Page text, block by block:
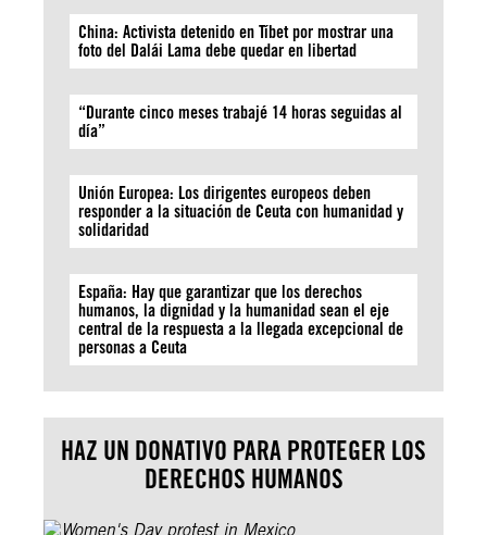
China: Activista detenido en Tíbet por mostrar una
foto del Dalái Lama debe quedar en libertad
“Durante cinco meses trabajé 14 horas seguidas al
día”
Unión Europea: Los dirigentes europeos deben
responder a la situación de Ceuta con humanidad y
solidaridad
España: Hay que garantizar que los derechos
humanos, la dignidad y la humanidad sean el eje
central de la respuesta a la llegada excepcional de
personas a Ceuta
HAZ UN DONATIVO PARA PROTEGER LOS
DERECHOS HUMANOS